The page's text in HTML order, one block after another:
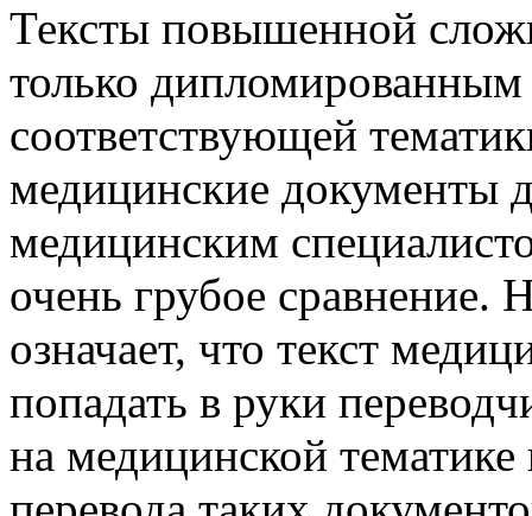
Тексты повышенной
только
соответствующей
медицинские документы
медицинским
очень грубое сравнение.
означает, что текст
попадать в руки
на медицинской